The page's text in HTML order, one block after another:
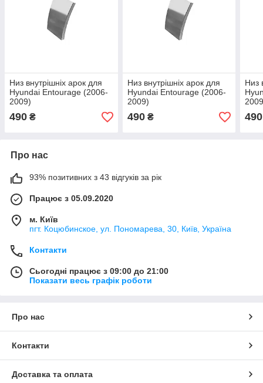
Низ внутрішніх арок для
Hyundai Entourage (2006-
2009)
490 ₴
Низ внутрішніх арок для
Hyundai Entourage (2006-
2009)
490₴
Низ
490
Про нас
93% позитивних з 43 відгуків за рік
Працює з 05.09.2020
м. Київ
пгт. Коцюбинское, ул. Пономарева, 30, Київ, Україна
Контакти
Сьогодні працює з 09:00 до 21:00
Показати весь графік роботи
Про нас
Контакти
Доставка та оплата